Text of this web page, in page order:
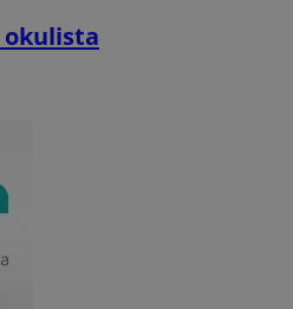
okulista